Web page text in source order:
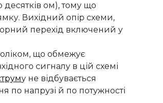
десятків ом), тому що
Вихідний опір схеми,
перехід включений у
що обмежує
сигналу в цій схемі
у не відбувається
по напрузі й по потужності